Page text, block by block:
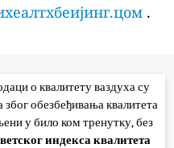
.
о квалитету ваздуха су
обезбеђивања квалитета
у било ком тренутку, без
индекса квалитета